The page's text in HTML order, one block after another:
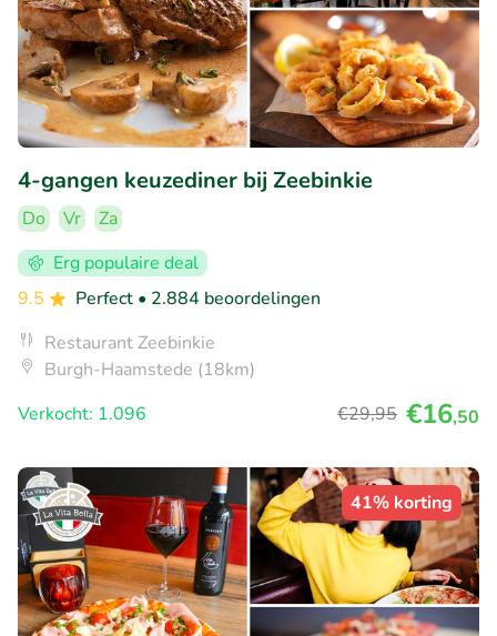
4-gangen keuzediner bij Zeebinkie
Do Vr
Za
Erg populaire deal
9.5
Perfect • 2.884 beoordelingen
Restaurant Zeebinkie
Burgh-Haamstede (18km)
Verkocht: 1.096
€29,95 €16,50
41% korting